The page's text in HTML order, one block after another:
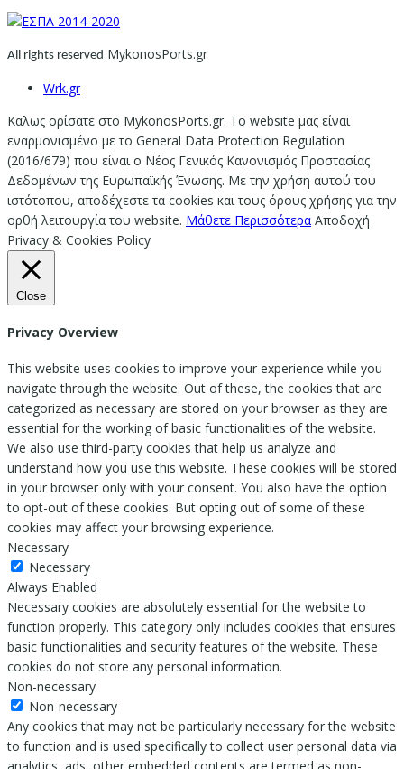
All rights reserved MykonosPorts.gr
Wrk.gr
Καλως ορίσατε στο MykonosPorts.gr. Το website μας είναι
εναρμονισμένο με το General Data Protection Regulation
(2016/679) που είναι ο Νέος Γενικός Κανονισμός Προστασίας
Δεδομένων της Ευρωπαϊκής Ένωσης. Με την χρήση αυτού του
ιστότοπου, αποδέχεστε τα cookies και τους όρους χρήσης για την
ορθή λειτουργία του website. Μάθετε Περισσότερα Αποδοχή
Privacy & Cookies Policy
Close
Privacy Overview
This website uses cookies to improve your experience while you
navigate through the website. Out of these, the cookies that are
categorized as necessary are stored on your browser as they are
essential for the working of basic functionalities of the website.
We also use third-party cookies that help us analyze and
understand how you use this website. These cookies will be stored
in your browser only with your consent. You also have the option
to opt-out of these cookies. But opting out of some of these
cookies may affect your browsing experience.
Necessary
Necessary
Always Enabled
Necessary cookies are absolutely essential for the website to
function properly. This category only includes cookies that ensures
basic functionalities and security features of the website. These
cookies do not store any personal information.
Non-necessary
Non-necessary
Any cookies that may not be particularly necessary for the website
to function and is used specifically to collect user personal data via